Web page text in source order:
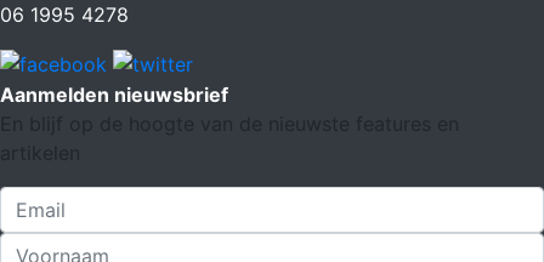
06 1995 4278
Aanmelden nieuwsbrief
En blijf op de hoogte van de nieuwste features en
artikelen